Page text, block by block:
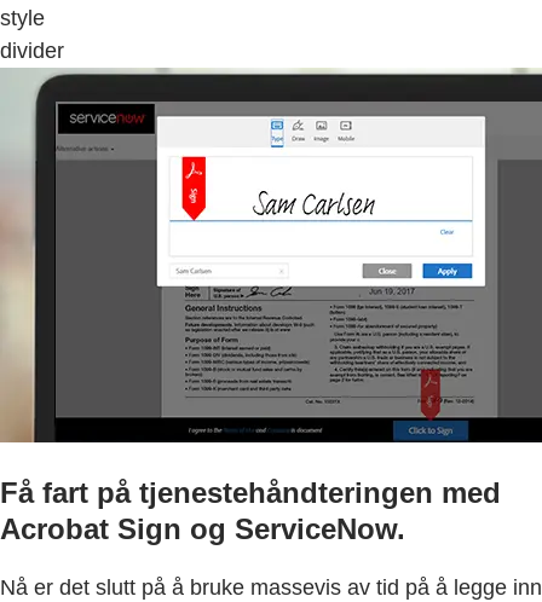
style
divider
Få fart på tjenestehåndteringen med
Acrobat Sign og ServiceNow.
Nå er det slutt på å bruke massevis av tid på å legge inn